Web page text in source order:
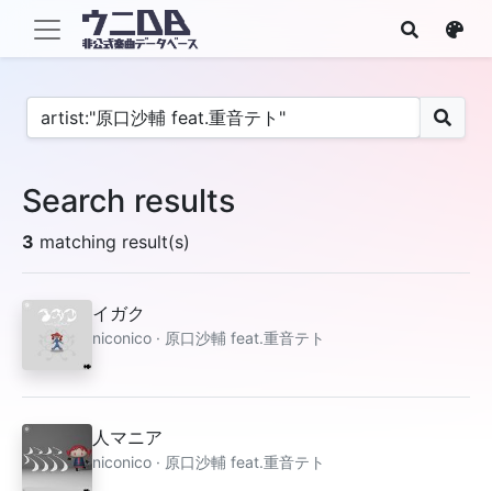
Search results
3 matching result(s)
イガク
niconico · 原口沙輔 feat.重音テト
人マニア
niconico · 原口沙輔 feat.重音テト